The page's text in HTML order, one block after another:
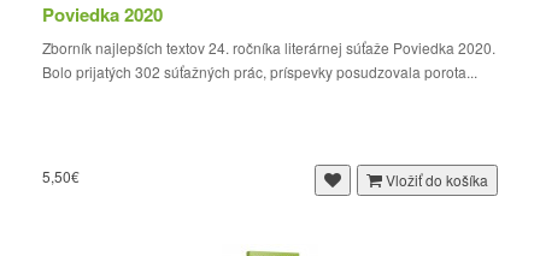
Poviedka 2020
Zborník najlepších textov 24. ročníka literárnej súťaže Poviedka 2020.
Bolo prijatých 302 súťažných prác, príspevky posudzovala porota...
5,50€ Vložiť do košíka